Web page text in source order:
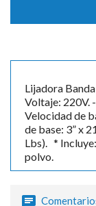
Lijadora
Voltaje: 220V.
Velocidad de
de base: 3” x
Lbs). *
polvo.